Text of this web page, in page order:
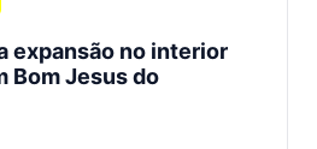
expansão no interior
Bom Jesus do